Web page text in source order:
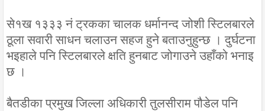
से१ख १३३३ नं ट्रकका चालक धर्मानन्द जोशी स्टिलबारले
ठूला सवारी साधन चलाउन सहज हुने बताउनुहुन्छ । दुर्घटना
भइहाले पनि स्टिलबारले क्षति हुनबाट जोगाउने उहाँको भनाइ
छ ।
बैतडीका प्रमुख जिल्ला अधिकारी तुलसीराम पौडेल पनि